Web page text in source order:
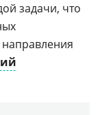
задачи, что
направления